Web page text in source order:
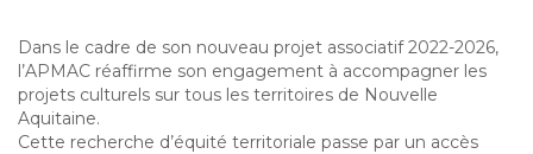
Dans le cadre de son nouveau projet associatif 2022-2026,
l’APMAC réaffirme son engagement à accompagner les
projets culturels sur tous les territoires de Nouvelle
Aquitaine.
Cette recherche d’équité territoriale passe par un accès